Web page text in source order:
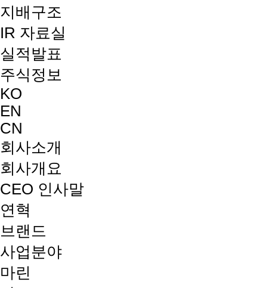
지배구조
IR 자료실
실적발표
주식정보
KO
EN
CN
회사소개
회사개요
CEO 인사말
연혁
브랜드
사업분야
마린